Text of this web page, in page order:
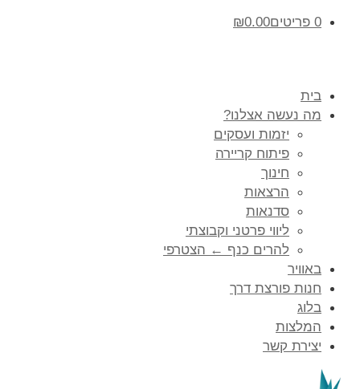
0 פריטים ₪0.00
בית
מה נעשה אצלנו?
יזמות ועסקים
פיתוח קריירה
חינוך
הרצאות
סדנאות
ליווי פרטני וקבוצתי
להרים כנף ← הצטרפי
באוויר
חנות פורצת דרך
בלוג
המלצות
יצירת קשר